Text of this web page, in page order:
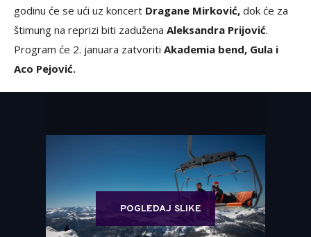
godinu će se ući uz koncert Dragane Mirković, dok će za
štimung na reprizi biti zadužena Aleksandra Prijović.
Program će 2. januara zatvoriti Akademia bend, Gula i
Aco Pejović.
POGLEDAJ SLIKE